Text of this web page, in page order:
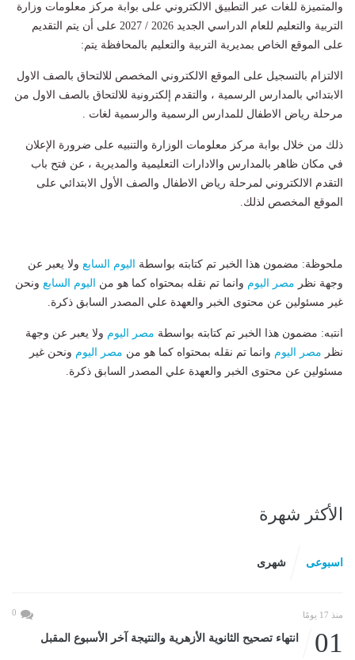
والمتميزة للغات عبر التطبيق الالكتروني على بوابة مركز معلومات وزارة
التربية والتعليم للعام الدراسي الجديد 2026 / 2027 على أن يتم التقديم
على الموقع الخاص بمديرية التربية والتعليم بالمحافظة يتم:
الالتزام بالتسجيل على الموقع الالكتروني المخصص للالتحاق بالصف الاول
الابتدائي بالمدارس الرسمية ، والتقدم إلكترونية للالتحاق بالصف الاول من
مرحلة رياض الاطفال للمدارس الرسمية والرسمية لغات .
ذلك من خلال بوابة مركز معلومات الوزارة والتنبيه على ضرورة الإعلان
في مكان ظاهر بالمدارس والادارات التعليمية والمديرية ، عن فتح باب
التقدم الالكتروني لمرحلة رياض الاطفال والصف الأول الابتدائي على
الموقع المخصص لذلك.
ملحوظة: مضمون هذا الخبر تم كتابته بواسطة اليوم السابع ولا يعبر عن
وجهة نظر مصر اليوم وانما تم نقله بمحتواه كما هو من اليوم السابع ونحن
غير مسئولين عن محتوى الخبر والعهدة علي المصدر السابق ذكرة.
انتبه: مضمون هذا الخبر تم كتابته بواسطة مصر اليوم ولا يعبر عن وجهة
نظر مصر اليوم وانما تم نقله بمحتواه كما هو من مصر اليوم ونحن غير
مسئولين عن محتوى الخبر والعهدة علي المصدر السابق ذكرة.
الأكثر شهرة
اسبوعى شهرى
منذ 17 يومًا 0
01 انتهاء تصحيح الثانوية الأزهرية والنتيجة آخر الأسبوع المقبل